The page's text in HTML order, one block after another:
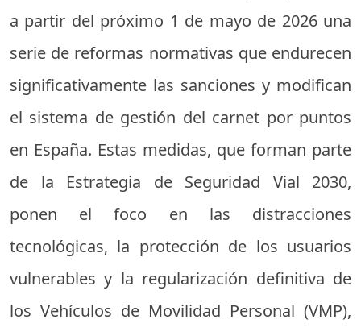
a partir del próximo 1 de mayo de 2026 una
serie de reformas normativas que endurecen
significativamente las sanciones y modifican
el sistema de gestión del carnet por puntos
en España. Estas medidas, que forman parte
de la Estrategia de Seguridad Vial 2030,
ponen el foco en las distracciones
tecnológicas, la protección de los usuarios
vulnerables y la regularización definitiva de
los Vehículos de Movilidad Personal (VMP),